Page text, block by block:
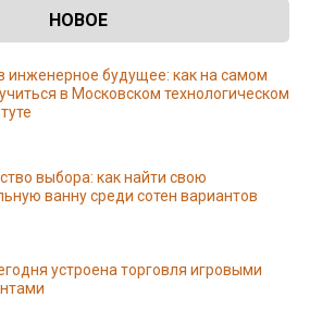
НОВОЕ
инженерное будущее: как на самом
в Московском технологическом
выбора: как найти свою
ванну среди сотен вариантов
устроена торговля игровыми